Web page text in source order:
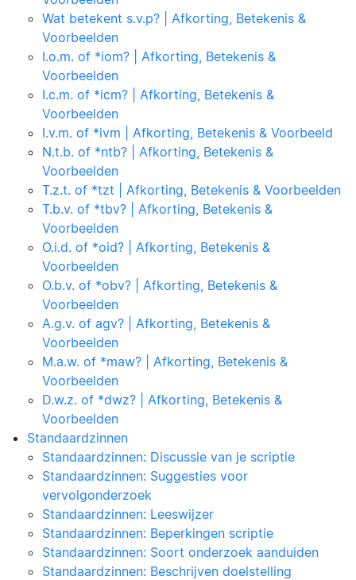
Wat betekent s.v.p? | Afkorting, Betekenis &
Voorbeelden
I.o.m. of *iom? | Afkorting, Betekenis &
Voorbeelden
I.c.m. of *icm? | Afkorting, Betekenis &
Voorbeelden
I.v.m. of *ivm | Afkorting, Betekenis & Voorbeeld
N.t.b. of *ntb? | Afkorting, Betekenis &
Voorbeelden
T.z.t. of *tzt | Afkorting, Betekenis & Voorbeelden
T.b.v. of *tbv? | Afkorting, Betekenis &
Voorbeelden
O.i.d. of *oid? | Afkorting, Betekenis &
Voorbeelden
O.b.v. of *obv? | Afkorting, Betekenis &
Voorbeelden
A.g.v. of agv? | Afkorting, Betekenis &
Voorbeelden
M.a.w. of *maw? | Afkorting, Betekenis &
Voorbeelden
D.w.z. of *dwz? | Afkorting, Betekenis &
Voorbeelden
Standaardzinnen
Standaardzinnen: Discussie van je scriptie
Standaardzinnen: Suggesties voor
vervolgonderzoek
Standaardzinnen: Leeswijzer
Standaardzinnen: Beperkingen scriptie
Standaardzinnen: Soort onderzoek aanduiden
Standaardzinnen: Beschrijven doelstelling